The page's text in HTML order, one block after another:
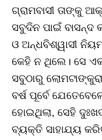
ଗ୍ରାମବାସୀ ତାଙ୍କୁ
ସବୁଦିନ ପାଇଁ
ଓ ଅନ୍ଧବିଶ୍ୱାସୀ
କେହି ନ ଥିଲେ। ସେ
ସବୁଠାରୁ
ବର୍ଷ ପୂର୍ବେ
ହୋଇଥିଲା, ସେହି
ବ୍ୟକ୍ତି ସାହାଯ୍ୟ